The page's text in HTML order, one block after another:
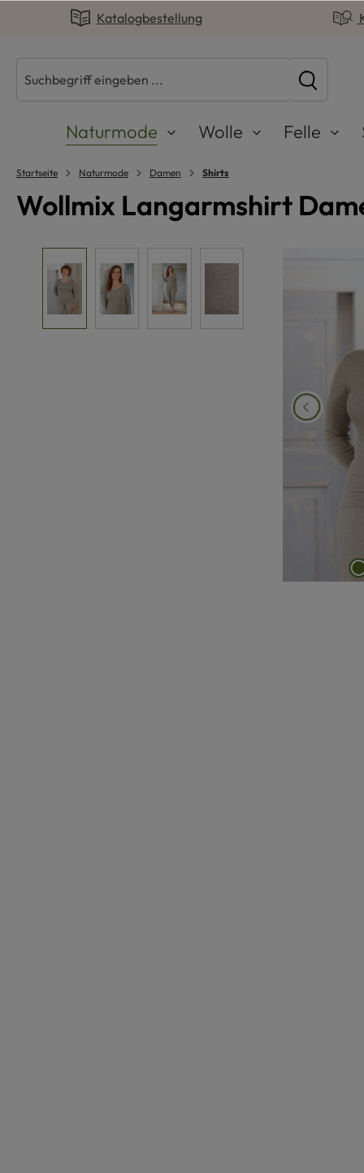
Zur Hauptnavigation springen
Katalogbestellung
Naturmode Wolle Felle
Startseite Naturmode Damen Shirts
Wollmix Langarmshirt